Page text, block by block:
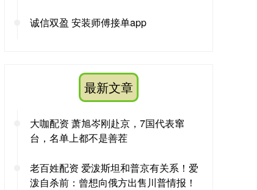
诚信双盈 安装师傅接单app
最新文章
大咖配资 萧旭岑刚赴京，7国代表窜
台，名单上都不是善茬
老百姓配资 爱泼斯坦和普京有关系！爱
泼自杀前：曾想向俄方出售川普情报！